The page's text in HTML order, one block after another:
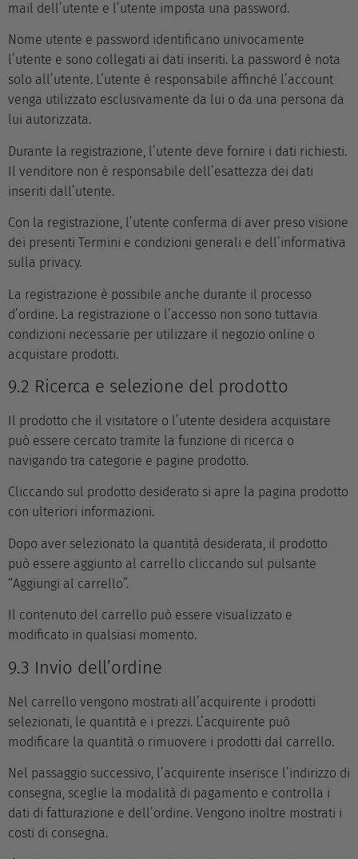
mail dell’utente e l’utente imposta una password.
Nome utente e password identificano univocamente
l’utente e sono collegati ai dati inseriti. La password è nota
solo all’utente. L’utente è responsabile affinché l’account
venga utilizzato esclusivamente da lui o da una persona da
lui autorizzata.
Durante la registrazione, l’utente deve fornire i dati richiesti.
Il venditore non è responsabile dell’esattezza dei dati
inseriti dall’utente.
Con la registrazione, l’utente conferma di aver preso visione
dei presenti Termini e condizioni generali e dell’informativa
sulla privacy.
La registrazione è possibile anche durante il processo
d’ordine. La registrazione o l’accesso non sono tuttavia
condizioni necessarie per utilizzare il negozio online o
acquistare prodotti.
9.2 Ricerca e selezione del prodotto
Il prodotto che il visitatore o l’utente desidera acquistare
può essere cercato tramite la funzione di ricerca o
navigando tra categorie e pagine prodotto.
Cliccando sul prodotto desiderato si apre la pagina prodotto
con ulteriori informazioni.
Dopo aver selezionato la quantità desiderata, il prodotto
può essere aggiunto al carrello cliccando sul pulsante
“Aggiungi al carrello”.
Il contenuto del carrello può essere visualizzato e
modificato in qualsiasi momento.
9.3 Invio dell’ordine
Nel carrello vengono mostrati all’acquirente i prodotti
selezionati, le quantità e i prezzi. L’acquirente può
modificare la quantità o rimuovere i prodotti dal carrello.
Nel passaggio successivo, l’acquirente inserisce l’indirizzo di
consegna, sceglie la modalità di pagamento e controlla i
dati di fatturazione e dell’ordine. Vengono inoltre mostrati i
costi di consegna.